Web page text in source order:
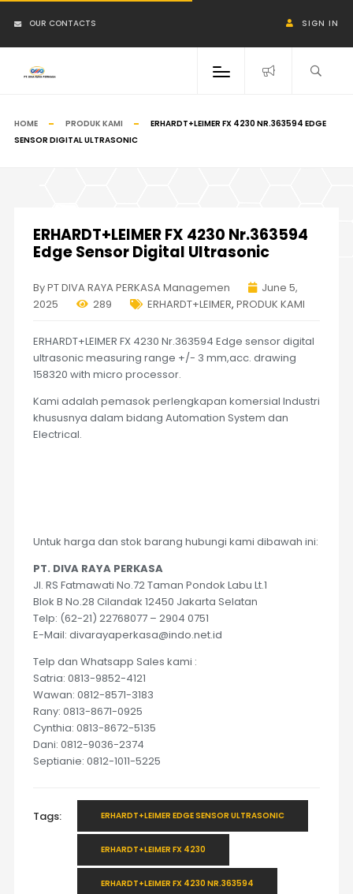
OUR CONTACTS SIGN IN
HOME PRODUK KAMI
ERHARDT+LEIMER FX 4230 NR.363594 EDGE
SENSOR DIGITAL ULTRASONIC
ERHARDT+LEIMER FX 4230 Nr.363594
Edge Sensor Digital Ultrasonic
By PT DIVA RAYA PERKASA Managemen
June 5,
2025
289 ERHARDT+LEIMER, PRODUK KAMI
ERHARDT+LEIMER FX 4230 Nr.363594 Edge sensor digital
ultrasonic measuring range +/- 3 mm,acc. drawing
158320 with micro processor.
Kami adalah pemasok perlengkapan komersial Industri
khususnya dalam bidang Automation System dan
Electrical.
Untuk harga dan stok barang hubungi kami dibawah ini:
PT. DIVA RAYA PERKASA
Jl. RS Fatmawati No.72 Taman Pondok Labu Lt.1
Blok B No.28 Cilandak 12450 Jakarta Selatan
Telp: (62-21) 22768077 – 2904 0751
E-Mail: divarayaperkasa@indo.net.id
Telp dan Whatsapp Sales kami :
Satria: 0813-9852-4121
Wawan: 0812-8571-3183
Rany: 0813-8671-0925
Cynthia: 0813-8672-5135
Dani: 0812-9036-2374
Septianie: 0812-1011-5225
Tags: ERHARDT+LEIMER EDGE SENSOR ULTRASONIC
ERHARDT+LEIMER FX 4230
ERHARDT+LEIMER FX 4230 NR.363594